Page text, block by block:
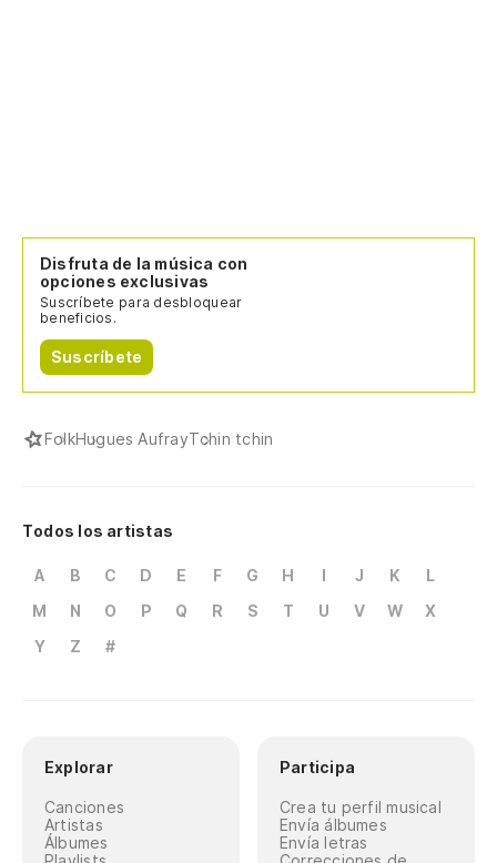
Disfruta de la música con
opciones exclusivas
Suscríbete para desbloquear
beneficios.
Suscríbete
FolkHugues AufrayTchin tchin
Todos los artistas
A B C D E F G H I J K
L
M
N O P Q R S T U V W
X
Y
Z #
Explorar
Canciones
Artistas
Álbumes
Participa
Crea tu perfil musical
Envía álbumes
Envía letras